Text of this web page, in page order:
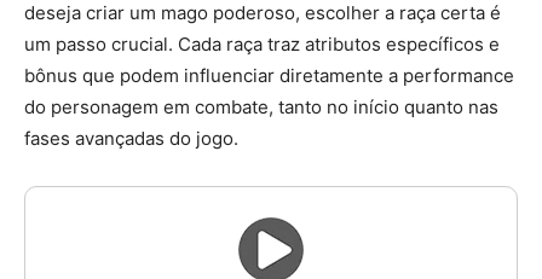
deseja criar um mago poderoso, escolher a raça certa é
um passo crucial. Cada raça traz atributos específicos e
bônus que podem influenciar diretamente a performance
do personagem em combate, tanto no início quanto nas
fases avançadas do jogo.